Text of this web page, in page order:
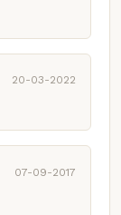
20-03-2022
07-09-2017